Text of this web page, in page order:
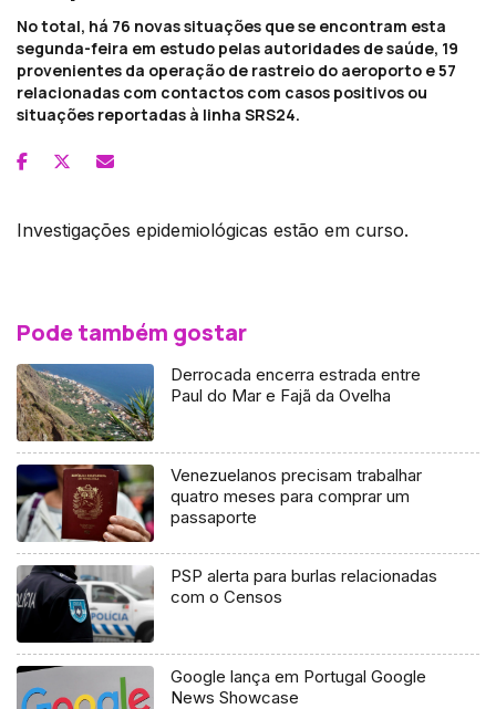
No total, há 76 novas situações que se encontram esta
segunda-feira em estudo pelas autoridades de saúde, 19
provenientes da operação de rastreio do aeroporto e 57
relacionadas com contactos com casos positivos ou
situações reportadas à linha SRS24.
Investigações epidemiológicas estão em curso.
Pode também gostar
Derrocada encerra estrada entre
Paul do Mar e Fajã da Ovelha
Venezuelanos precisam trabalhar
quatro meses para comprar um
passaporte
PSP alerta para burlas relacionadas
com o Censos
Google lança em Portugal Google
News Showcase